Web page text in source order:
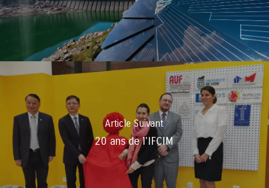
Article Suivant
20 ans de l'IFCIM